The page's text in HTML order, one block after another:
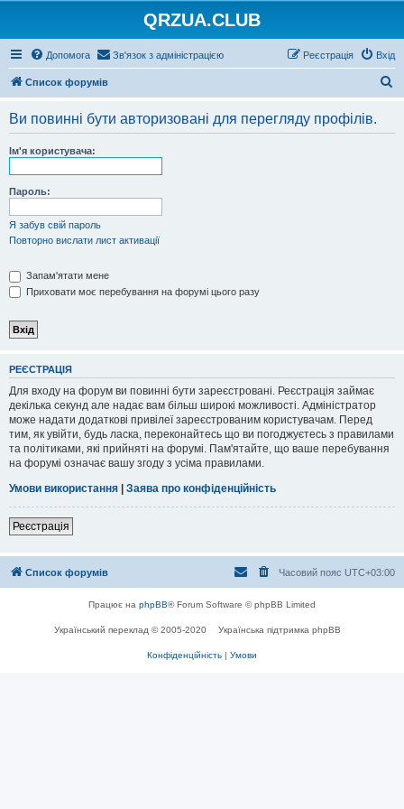
QRZUA.CLUB
Допомога Зв'язок з адміністрацією Вхід
Реєстрація
Список форумів
Ви повинні бути авторизовані для перегляду профілів.
Ім'я користувача:
Пароль:
Я забув свій пароль
Повторно вислати лист активації
Запам'ятати мене
Приховати моє перебування на форумі цього разу
РЕЄСТРАЦІЯ
Для входу на форум ви повинні бути зареєстровані. Реєстрація займає
декілька секунд але надає вам більш широкі можливості. Адміністратор
може надати додаткові привілеї зареєстрованим користувачам. Перед
тим, як увійти, будь ласка, переконайтесь що ви погоджуєтесь з правилами
та політиками, які прийняті на форумі. Пам'ятайте, що ваше перебування
на форумі означає вашу згоду з усіма правилами.
Умови використання | Заява про конфіденційність
Реєстрація
Список форумів Часовий пояс UTC+03:00
Працює на phpBB® Forum Software © phpBB Limited
Український переклад © 2005-2020 Українська підтримка phpBB
Конфіденційність | Умови